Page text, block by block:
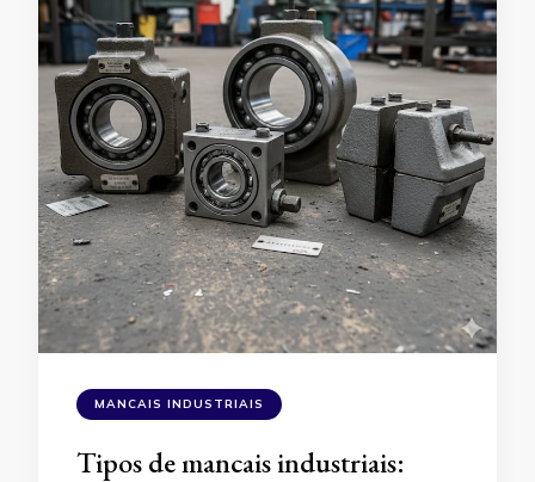
MANCAIS INDUSTRIAIS
Tipos de mancais industriais: